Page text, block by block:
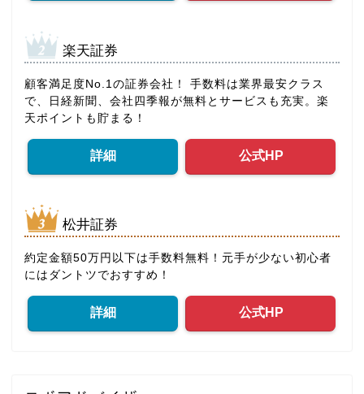
楽天証券
顧客満足度No.1の証券会社！ 手数料は業界最安クラス
で、日経新聞、会社四季報が無料とサービスも充実。楽
天ポイントも貯まる！
詳細 公式HP
松井証券
約定金額50万円以下は手数料無料！元手が少ない初心者
にはダントツでおすすめ！
詳細 公式HP